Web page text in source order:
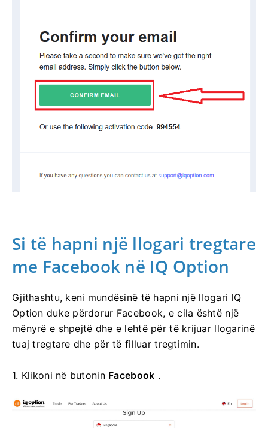
Si të hapni një llogari tregtare
me Facebook në IQ Option
Gjithashtu, keni mundësinë të hapni një llogari IQ
Option duke përdorur Facebook, e cila është një
mënyrë e shpejtë dhe e lehtë për të krijuar llogarinë
tuaj tregtare dhe për të filluar tregtimin.
1. Klikoni në butonin Facebook .